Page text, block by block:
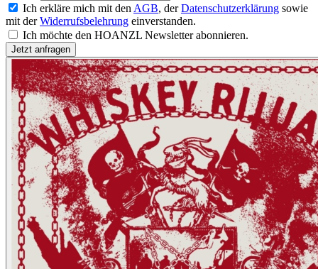
Ich erkläre mich mit den AGB, derDatenschutzerklärung sowie
mit derWiderrufsbelehrung einverstanden.
Ich möchte den HOANZL Newsletter abonnieren.